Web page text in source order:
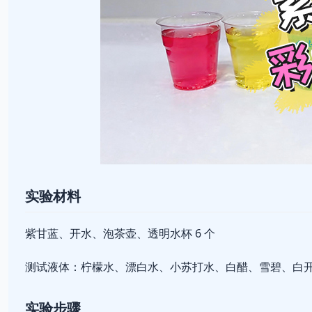
实验材料
紫甘蓝、开水、泡茶壶、透明水杯 6 个
测试液体：柠檬水、漂白水、小苏打水、白醋、雪碧、白
实验步骤